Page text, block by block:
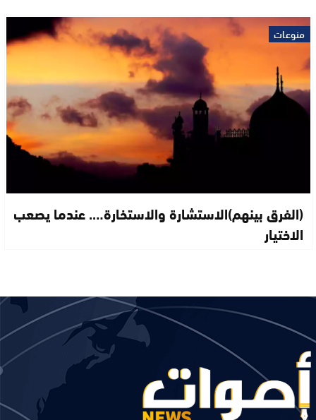
منوعات
(الفرق بينهم)الاستشارة والاستخارة…. عندما يصعب
الاختيار